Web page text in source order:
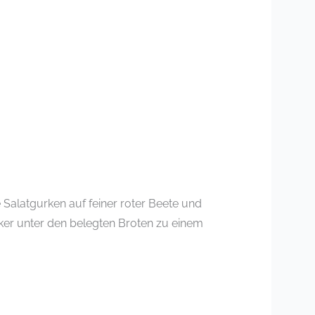
auf feiner roter Beete und
unter den belegten Broten zu einem